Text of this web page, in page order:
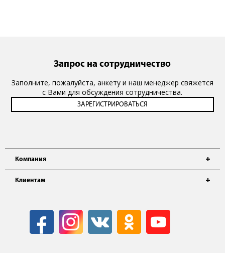
Компания
Клиентам
Запрос на сотрудничество
Заполните, пожалуйста, анкету и наш менеджер свяжется
с Вами для обсуждения сотрудничества.